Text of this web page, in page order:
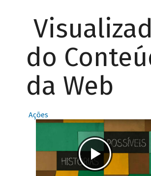
do
da Web
Ações